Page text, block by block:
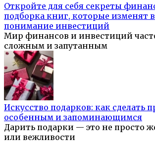
Откройте для себя секреты
подборка книг, которые изменят
понимание инвестиций
Мир финансов и инвестиций
сложным и запутанным
Искусство подарков: как сделать
особенным и запоминающимся
Дарить подарки — это не просто
или вежливости